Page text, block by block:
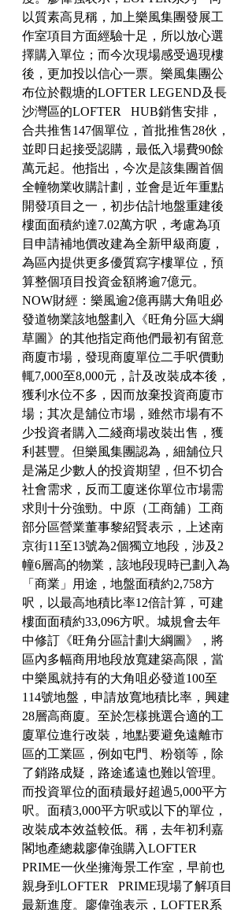
以質素高見稱，加上樂風集團發展工
作室項目方面經驗十足，所以放心選
擇購入單位；而今次現場感受過現樓
後，更加投以信心一票。樂風集團公
布位於觀塘的LOFTER LEGEND及長
沙灣區的LOFTER   HUB銷售安排，
合共推售147個單位，首批推售28伙，
並即日起接受認購，最低入場費90餘
萬元起。他指出，今次是該集團首個
全幢物業收購計劃，並會是近年重點
開發項目之一，初步估計地盤重建後
樓面面積約達7.02萬方呎，考慮為項
目申請補地價改建為全新甲級商廈，
為區內提供更多優質寫字樓單位，預
算整個項目投資金額將逾7億元。
NOW財經：樂風逾2億再購大角咀必
發道物業該地盤劃入《旺角分區大綱
草圖》的其他指定商他們最初有留意
商廈市場，發現商廈單位二手呎價動
輒7,000至8,000元，計及改裝成本後，
獲利水位不多，因而放棄投資商廈市
場；其次是舖位市場，雖然市場有不
少投資者購入二綫商場改裝出售，獲
利甚豐。但樂風集團認為，細舖位只
是滿足少數人的投資期望，但不切合
社會需求，反而工廈迷你單位市場需
求則十分強勁。中原（工商舖）工商
部分區營業董事黎紹賢表示，上述南
京街11至13號為2個獨立地段，涉及2
幢6層高的物業，該地段現時已劃入為
「商業」用途，地盤面積約2,758方
呎，以最高地積比率12倍計算，可建
樓面面積約33,096方呎。城規會去年
中修訂《旺角分區計劃大綱圖》，將
區內多幅商用地段放寬建築高限，當
中樂風就持有的大角咀必發道100至
114號地盤，申請放寬地積比率，興建
28層高商廈。至於怎樣挑選合適的工
廈單位進行改裝，地點要避免遠離市
區的工業區，例如屯門、粉嶺等，除
了銷路成疑，路途遙遠也難以管理。
而投資單位的面積最好超過5,000平方
呎。面積3,000平方呎或以下的單位，
改裝成本效益較低。稱，去年初利嘉
閣地產總裁廖偉強購入LOFTER
PRIME一伙坐擁海景工作室，早前也
親身到LOFTER   PRIME現場了解項目
最新進度。廖偉強表示，LOFTER系